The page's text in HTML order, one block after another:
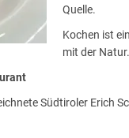
Quelle.
Kochen ist
mit der Natur.
Südtiroler Erich